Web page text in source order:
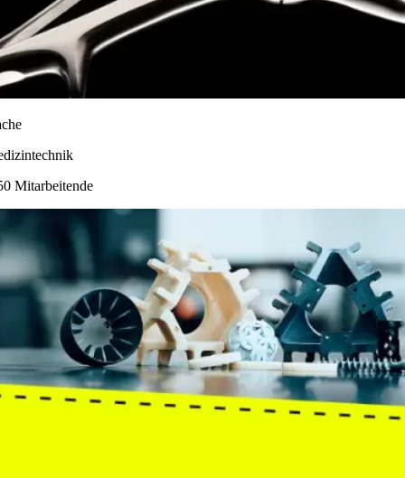
Mitarbeitende